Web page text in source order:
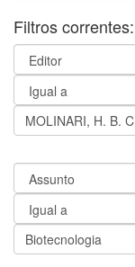
Filtros correntes: